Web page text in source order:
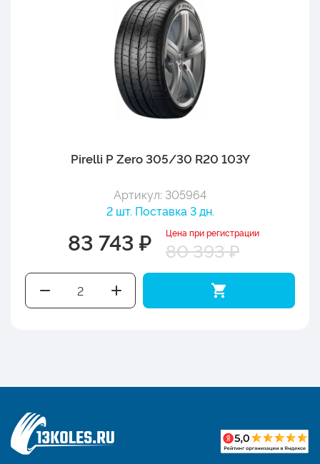
Pirelli P Zero 305/30 R20 103Y
Артикул: 305964
2 шт. Поставка 3 дн.
83 743 ₽ Цена при регистрации
80 393 ₽